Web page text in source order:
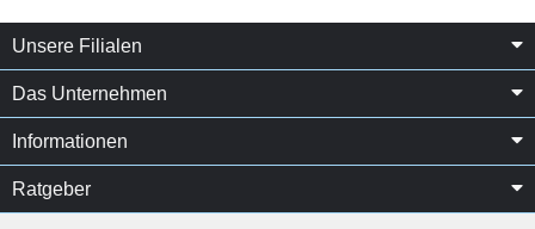
Unsere Filialen
Das Unternehmen
Informationen
Ratgeber